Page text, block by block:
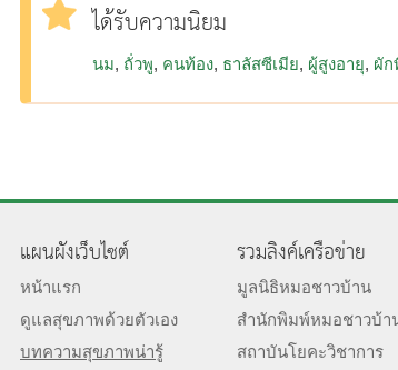
ได้รับความนิยม
นม ถั่วพู คนท้อง ธาลัสซีเมีย ผู้สูงอายุ ผั
แผนผังเว็บไซต์
หน้าแรก
ดูแลสุขภาพด้วยตัวเอง
บทความสุขภาพน่ารู้
รวมลิงค์เครือข่าย
มูลนิธิหมอชาวบ้าน
สำนักพิมพ์หมอชาวบ้า
สถาบันโยคะวิชาการ